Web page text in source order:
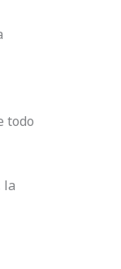
todo
la